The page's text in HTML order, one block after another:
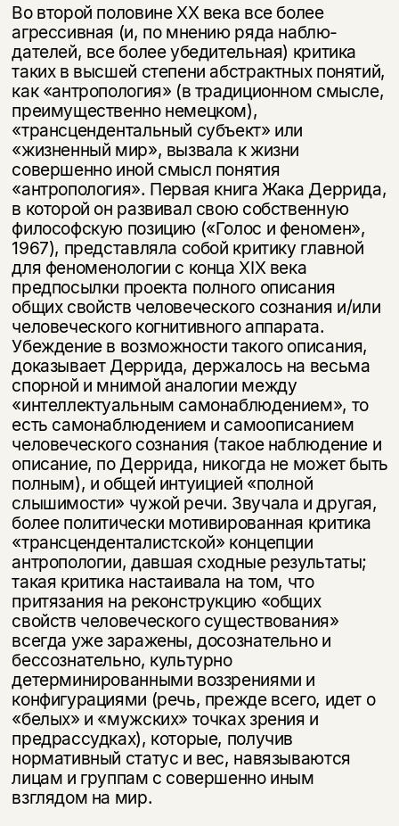
Во второй половине XX века все более
агрессивная (и, по мнению ряда наблю­
дателей, все более убедительная) критика
таких в высшей степени абстрактных понятий,
как «антропология» (в традиционном смысле,
преимущественно не­мецком),
«трансцендентальный субъект» или
«жизненный мир», вызвала к жизни
совершенно иной смысл понятия
«антропология». Первая книга Жака Деррида,
в которой он развивал свою собственную
философскую позицию («Го­лос и феномен»,
1967), представляла собой критику главной
для феноменоло­гии с конца XIX века
предпосылки проекта полного описания
общих свойств человеческого сознания и/или
человеческого когнитивного аппарата.
Убежде­ние в возможности такого описания,
доказывает Деррида, держалось на весьма
спорной и мнимой аналогии между
«интеллектуальным самонаблюдением», то
есть самонаблюдением и самоописанием
человеческого сознания (такое наблю­дение и
описание, по Деррида, никогда не может быть
полным), и общей интуи­цией «полной
слышимости» чужой речи. Звучала и другая,
более политически мотивированная критика
«трансценденталистской» концепции
антропологии, давшая сходные результаты;
такая критика настаивала на том, что
притязания на реконструкцию «общих
свойств человеческого существования»
всегда уже заражены, досознательно и
бессознательно, культурно
детерминированными воззрениями и
конфигурациями (речь, прежде всего, идет о
«белых» и «муж­ских» точках зрения и
предрассудках), которые, получив
нормативный статус и вес, навязываются
лицам и группам с совершенно иным
взглядом на мир.